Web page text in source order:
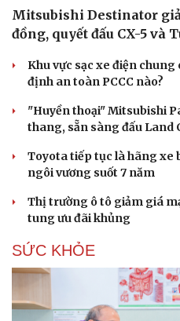
Mitsubishi Destinator
đồng, quyết đấu CX-5 và
Khu vực sạc xe điện
định an toàn PCCC nào?
"Huyền thoại" Mitsubishi
thang, sẵn sàng đấu Land
Toyota tiếp tục là hãng xe
ngôi vương suốt 7 năm
Thị trường ô tô giảm giá
tung ưu đãi khủng
SỨC KHỎE